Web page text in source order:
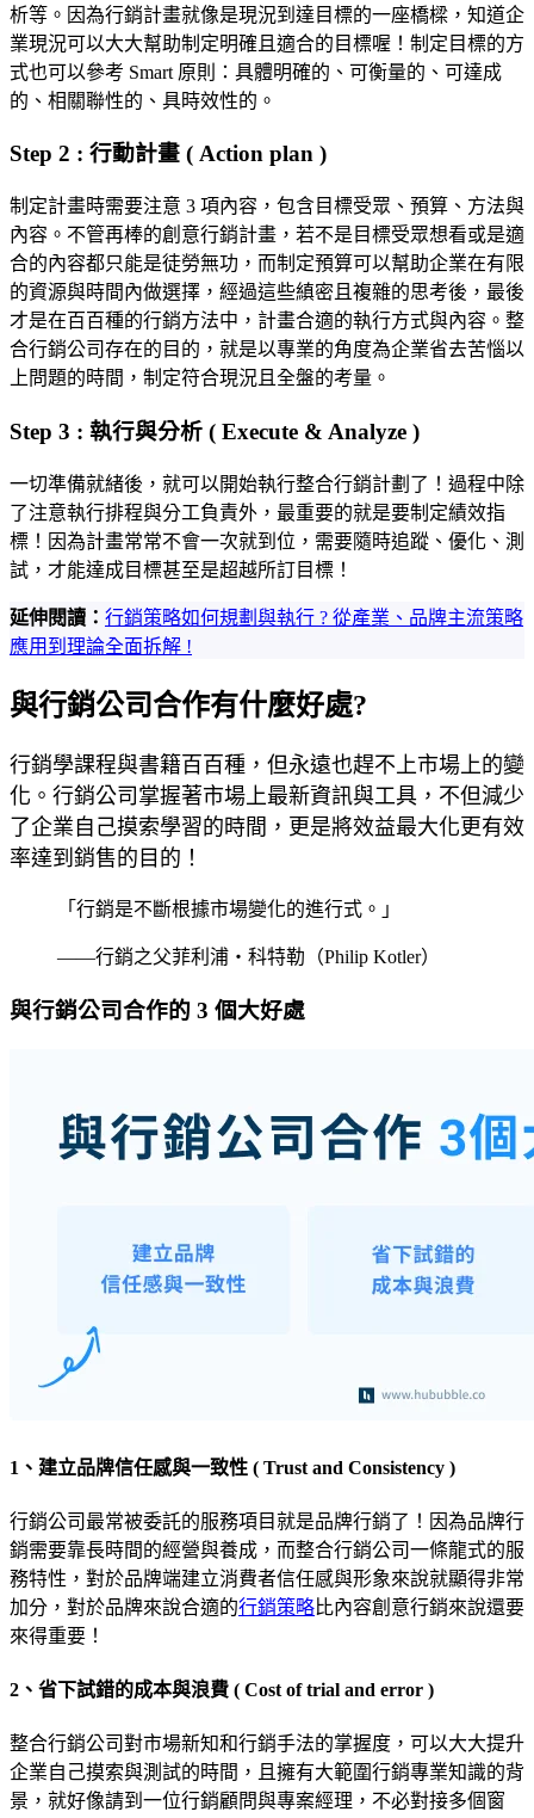
析等。因為行銷計畫就像是現況到達目標的一座橋樑，知道企
業現況可以大大幫助制定明確且適合的目標喔！制定目標的方
式也可以參考 Smart 原則：具體明確的、可衡量的、可達成
的、相關聯性的、具時效性的。
Step 2 : 行動計畫 ( Action plan )
制定計畫時需要注意 3 項內容，包含目標受眾、預算、方法與
內容。不管再棒的創意行銷計畫，若不是目標受眾想看或是適
合的內容都只能是徒勞無功，而制定預算可以幫助企業在有限
的資源與時間內做選擇，經過這些縝密且複雜的思考後，最後
才是在百百種的行銷方法中，計畫合適的執行方式與內容。整
合行銷公司存在的目的，就是以專業的角度為企業省去苦惱以
上問題的時間，制定符合現況且全盤的考量。
Step 3 : 執行與分析 ( Execute & Analyze )
一切準備就緒後，就可以開始執行整合行銷計劃了！過程中除
了注意執行排程與分工負責外，最重要的就是要制定績效指
標！因為計畫常常不會一次就到位，需要隨時追蹤、優化、測
試，才能達成目標甚至是超越所訂目標！
延伸閱讀： 行銷策略如何規劃與執行 ? 從產業、品牌主流策略
應用到理論全面拆解 !
與行銷公司合作有什麼好處?
行銷學課程與書籍百百種，但永遠也趕不上市場上的變
化。行銷公司掌握著市場上最新資訊與工具，不但減少
了企業自己摸索學習的時間，更是將效益最大化更有效
率達到銷售的目的！
「行銷是不斷根據市場變化的進行式。」
——行銷之父菲利浦・科特勒（Philip Kotler）
與行銷公司合作的 3 個大好處
1、建立品牌信任感與一致性 ( Trust and Consistency )
行銷公司最常被委託的服務項目就是品牌行銷了！因為品牌行
銷需要靠長時間的經營與養成，而整合行銷公司一條龍式的服
務特性，對於品牌端建立消費者信任感與形象來說就顯得非常
加分，對於品牌來說合適的行銷策略比內容創意行銷來說還要
來得重要！
2、省下試錯的成本與浪費 ( Cost of trial and error )
整合行銷公司對市場新知和行銷手法的掌握度，可以大大提升
企業自己摸索與測試的時間，且擁有大範圍行銷專業知識的背
景，就好像請到一位行銷顧問與專案經理，不必對接多個窗